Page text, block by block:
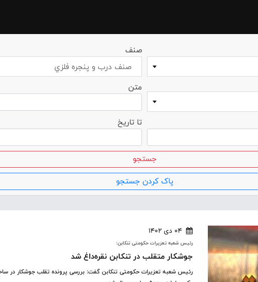
صنف
صنف درب و پنجره فلزي
متن
تا تاریخ
جستجو
پاک کردن جستجو
04 دی 1402
رئیس شعبه تعزیرات حکومتی تنکابن:
جوشکار متقلب در تنکابن نقره‌داغ شد
رئیس شعبه تعزیرات حکومتی تنکابن گفت: بررسی پرونده تقلب جوشکار